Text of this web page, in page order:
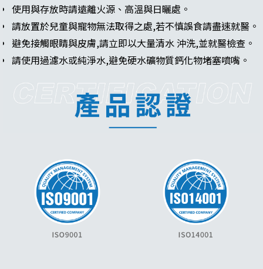
使用與存放時請遠離火源、高溫與日曬處。
請放置於兒童與寵物無法取得之處,若不慎誤食請盡速就醫。
避免接觸眼睛與皮膚,請立即以大量清水 沖洗,並就醫檢查。
請使用過濾水或純淨水,避免硬水礦物質鈣化物堵塞噴嘴。